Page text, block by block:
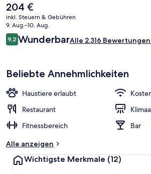
Station 28th St. (Broadway) sind es 5
Der
aktuelle
Preis
beträgt
204 €.
204 €
inkl. Steuern & Gebühren
9. Aug.–10. Aug.
Bewertungen
9,29,2 von 10.
WunderbarAlle 2.316
Beliebte Annehmlichkeiten
Haustiere erlaubt
Restaurant
Fitnessbereich
Bar
Alle anzeigen
Wichtigste Merkmale (12)